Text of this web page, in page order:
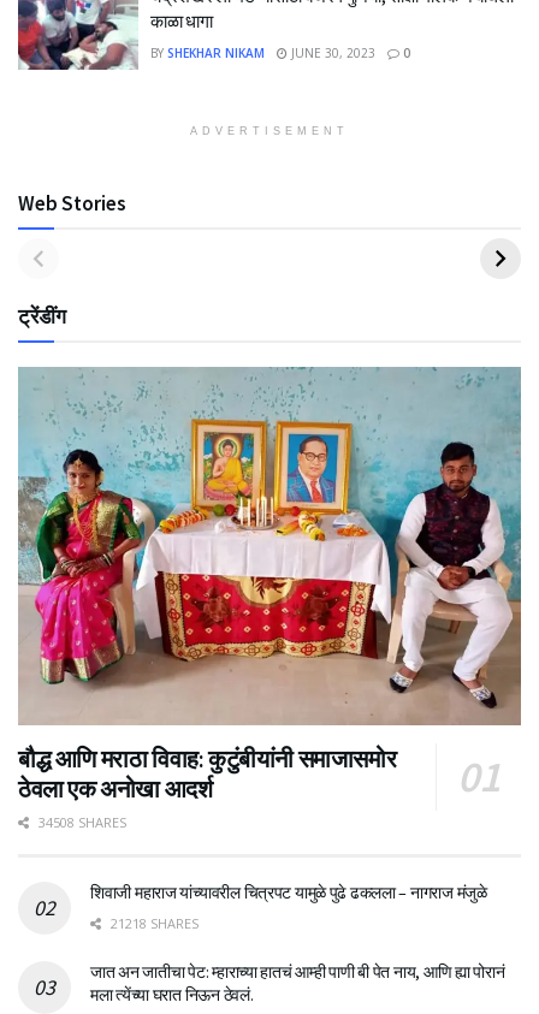
काळा धागा
BY SHEKHAR NIKAM JUNE 30, 2023 0
ADVERTISEMENT
Web Stories
ट्रेंडींग
बौद्ध आणि मराठा विवाह: कुटुंबीयांनी समाजासमोर
ठेवला एक अनोखा आदर्श
34508 SHARES
शिवाजी महाराज यांच्यावरील चित्रपट यामुळे पुढे ढकलला – नागराज मंजुळे
21218 SHARES
जात अन जातीचा पेट: म्हाराच्या हातचं आम्ही पाणी बी पेत नाय, आणि ह्या पोरानं
मला त्येंच्या घरात निऊन ठेवलं.